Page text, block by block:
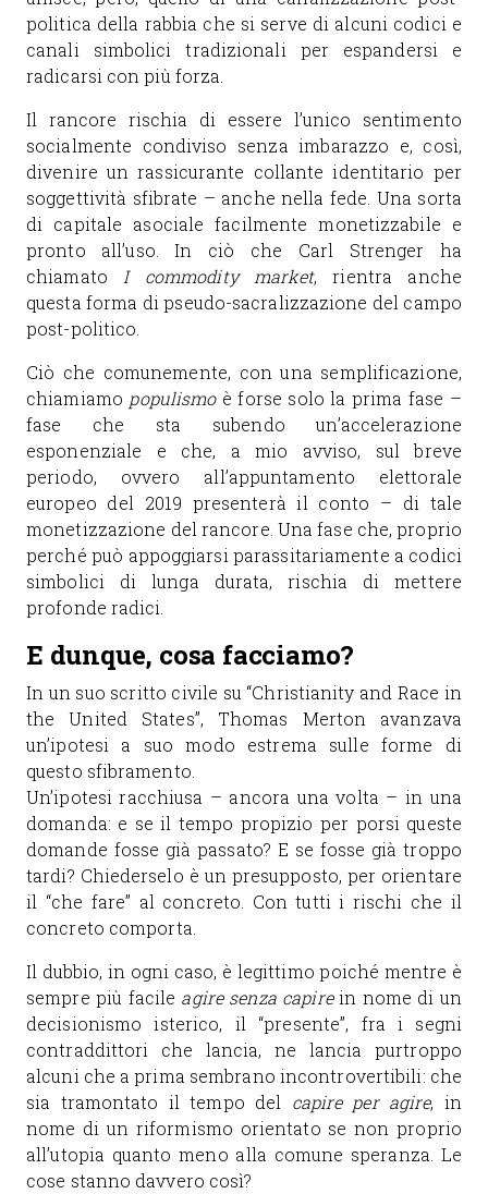
politica della rabbia che si serve di alcuni codici e
canali simbolici tradizionali per espandersi e
radicarsi con più forza.
Il rancore rischia di essere l’unico sentimento
socialmente condiviso senza imbarazzo e, così,
divenire un rassicurante collante identitario per
soggettività sfibrate – anche nella fede. Una sorta
di capitale asociale facilmente monetizzabile e
pronto all’uso. In ciò che Carl Strenger ha
chiamato I commodity market, rientra anche
questa forma di pseudo-sacralizzazione del campo
post-politico.
Ciò che comunemente, con una semplificazione,
chiamiamo populismoè forse solo la prima fase –
fase che sta subendo un’accelerazione
esponenziale e che, a mio avviso, sul breve
periodo, ovvero all’appuntamento elettorale
europeo del 2019 presenterà il conto – di tale
monetizzazione del rancore. Una fase che, proprio
perché può appoggiarsi parassitariamente a codici
simbolici di lunga durata, rischia di mettere
profonde radici.
E dunque, cosa facciamo?
In un suo scritto civile su “Christianity and Race in
the United States”, Thomas Merton avanzava
un’ipotesi a suo modo estrema sulle forme di
questo sfibramento.
Un’ipotesi racchiusa – ancora una volta – in una
domanda: e se il tempo propizio per porsi queste
domande fosse già passato? E se fosse già troppo
tardi? Chiederselo è un presupposto, per orientare
il “che fare” al concreto. Con tutti i rischi che il
concreto comporta.
Il dubbio, in ogni caso, è legittimo poiché mentre è
sempre più facile agire senza capirein nome di un
decisionismo isterico, il “presente”, fra i segni
contraddittori che lancia, ne lancia purtroppo
alcuni che a prima sembrano incontrovertibili: che
sia tramontato il tempo del capire per agire, in
nome di un riformismo orientato se non proprio
all’utopia quanto meno alla comune speranza. Le
cose stanno davvero così?